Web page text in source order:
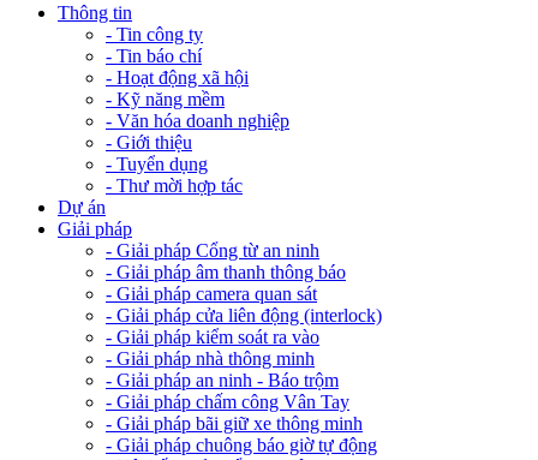
Thông tin
- Tin công ty
- Tin báo chí
- Hoạt động xã hội
- Kỹ năng mềm
- Văn hóa doanh nghiệp
- Giới thiệu
- Tuyển dụng
- Thư mời hợp tác
Dự án
Giải pháp
- Giải pháp Cổng từ an ninh
- Giải pháp âm thanh thông báo
- Giải pháp camera quan sát
- Giải pháp cửa liên động (interlock)
- Giải pháp kiểm soát ra vào
- Giải pháp nhà thông minh
- Giải pháp an ninh - Báo trộm
- Giải pháp chấm công Vân Tay
- Giải pháp bãi giữ xe thông minh
- Giải pháp chuông báo giờ tự động